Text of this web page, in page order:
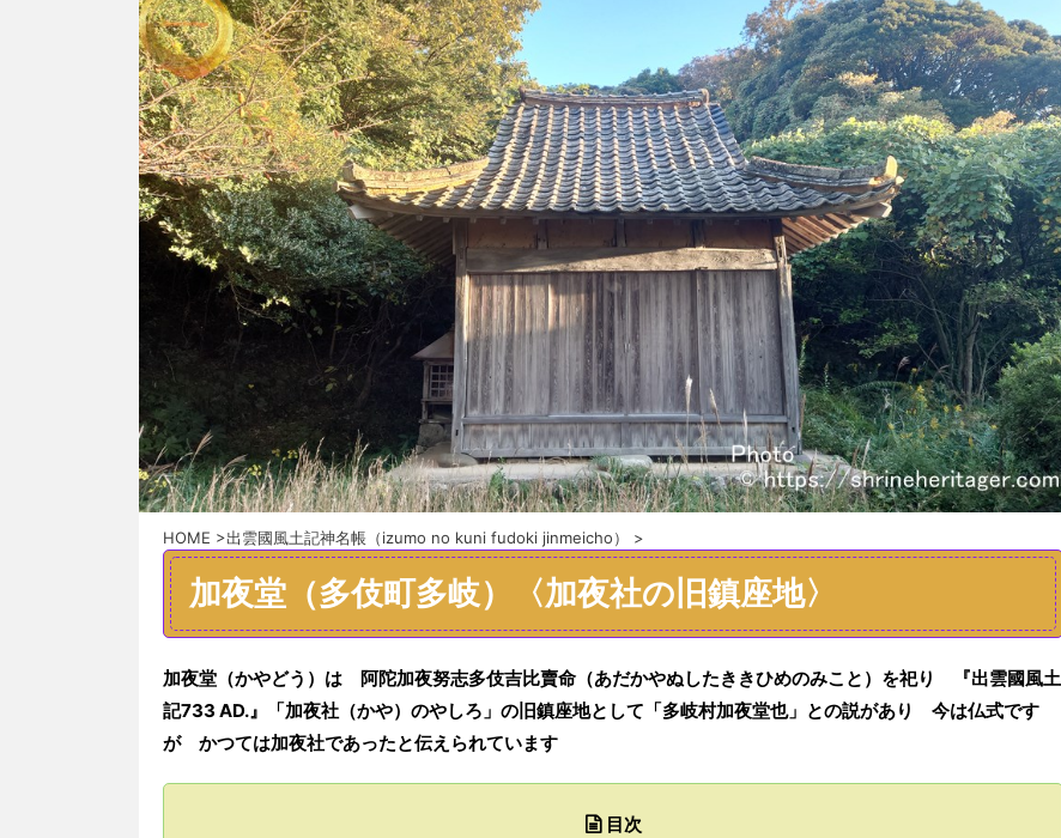
HOME >出雲國風土記神名帳（izumo no kuni fudoki jinmeicho） >
加夜堂（多伎町多岐）〈加夜社の旧鎮座地〉
加夜堂（かやどう）は 阿陀加夜努志多伎吉比賣命（あだかやぬしたききひめのみこと） を祀り 『出雲國風土
記733 AD. 』「加夜社（かや）のやしろ 」 の 旧鎮座地として 「多岐村加夜堂也」 との説があり 今は仏式です
が かつては加夜社であったと伝えられています
目次